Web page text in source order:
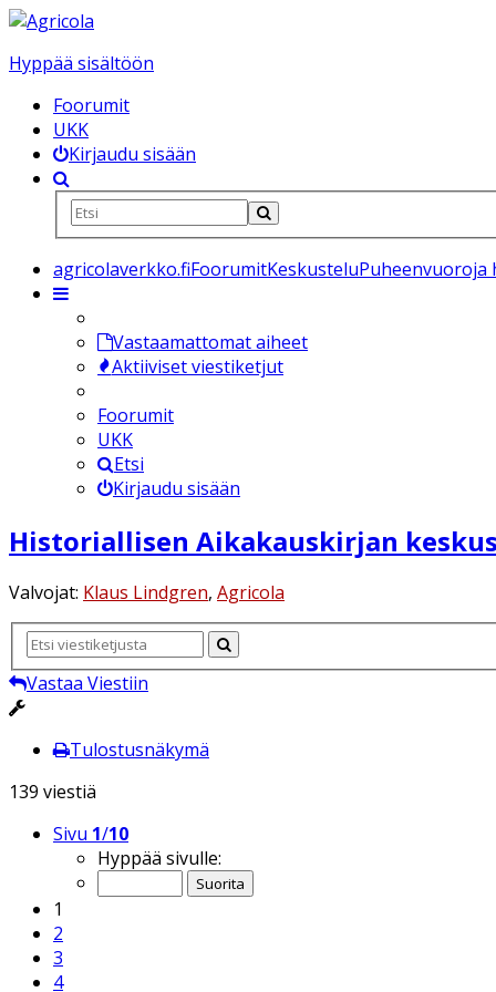
Hyppää sisältöön
Foorumit
UKK
Kirjaudu sisään
agricolaverkko.fiFoorumitKeskusteluPuheenvuoroja
Vastaamattomat aiheet
Aktiiviset viestiketjut
Foorumit
UKK
Etsi
Kirjaudu sisään
Historiallisen Aikakauskirjan
Valvojat: Klaus Lindgren, Agricola
Vastaa Viestiin
Tulostusnäkymä
139 viestiä
Sivu 1/10
Hyppää sivulle:
1
2
3
4